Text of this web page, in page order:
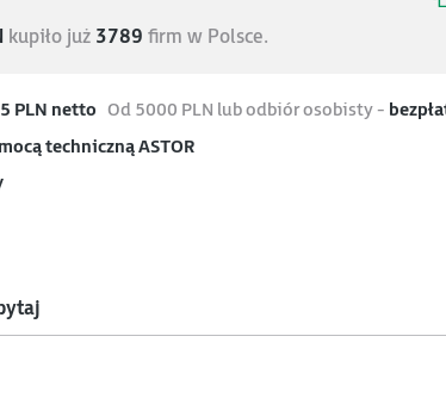
kupiło już 3789 firm w Polsce.
PLN netto Od 5000 PLN lub odbiór osobisty -
techniczną ASTOR